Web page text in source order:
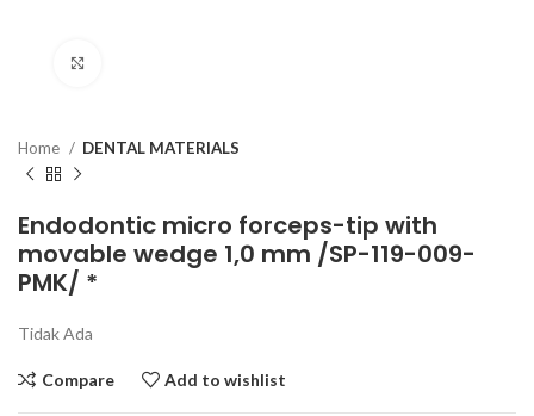
Home DENTAL MATERIALS
Endodontic micro forceps-tip with
movable wedge 1,0 mm /SP-119-009-
PMK/ *
Tidak Ada
Compare Add to wishlist